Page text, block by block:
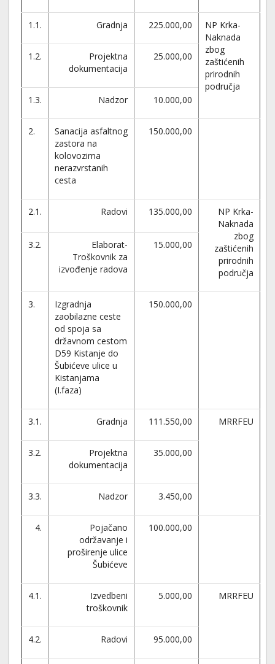
1.1. Gradnja 225.000,00
NP Krka-
Naknada
zbog
zaštićenih
prirodnih
područja
1.2.
Projektna
dokumentacija
25.000,00
1.3. Nadzor 10.000,00
2.
Sanacija asfaltnog
zastora na
kolovozima
nerazvrstanih
cesta
150.000,00
2.1. Radovi 135.000,00
NP Krka-
Naknada
zbog
zaštićenih
prirodnih
područja
3.2.
Elaborat-
Troškovnik za
izvođenje radova
15.000,00
3.
Izgradnja
zaobilazne ceste
od spoja sa
državnom cestom
D59 Kistanje do
Šubićeve ulice u
Kistanjama
(I.faza)
150.000,00
3.1. Gradnja 111.550,00 MRRFEU
3.2.
Projektna
dokumentacija
35.000,00
3.3. Nadzor 3.450,00
4.
Pojačano
održavanje i
proširenje ulice
Šubićeve
100.000,00
4.1.
Izvedbeni
troškovnik
5.000,00 MRRFEU
4.2. Radovi 95.000,00